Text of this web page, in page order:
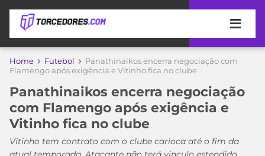
APOSTAS
DE
APOSTA
MELHORES
COPA
DO
MUNDO
Home Futebol
Panathinaikos encerra negociação com
Flamengo após exigência e Vitinho fica no clube
Panathinaikos encerra negociação
com Flamengo após exigência e
Vitinho fica no clube
Vitinho tem contrato com o clube carioca até o fim da